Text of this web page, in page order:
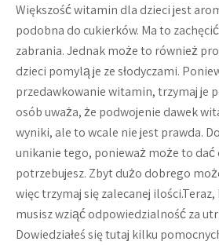
Większość witamin dla dzieci jest
podobna do cukierków. Ma to
zabrania. Jednak może to również
dzieci pomylą je ze słodyczami.
przedawkowanie witamin, trzymaj je
osób uważa, że ​​podwojenie dawek
wyniki, ale to wcale nie jest prawda.
unikanie tego, ponieważ może to dać
potrzebujesz. Zbyt dużo dobrego
więc trzymaj się zalecanej ilości.Teraz,
musisz wziąć odpowiedzialność za
Dowiedziałeś się tutaj kilku